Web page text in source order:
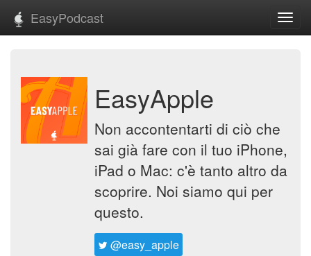
EasyPodcast
EasyApple
Non accontentarti di ciò che
sai già fare con il tuo iPhone,
iPad o Mac: c'è tanto altro da
scoprire. Noi siamo qui per
questo.
@easy_apple